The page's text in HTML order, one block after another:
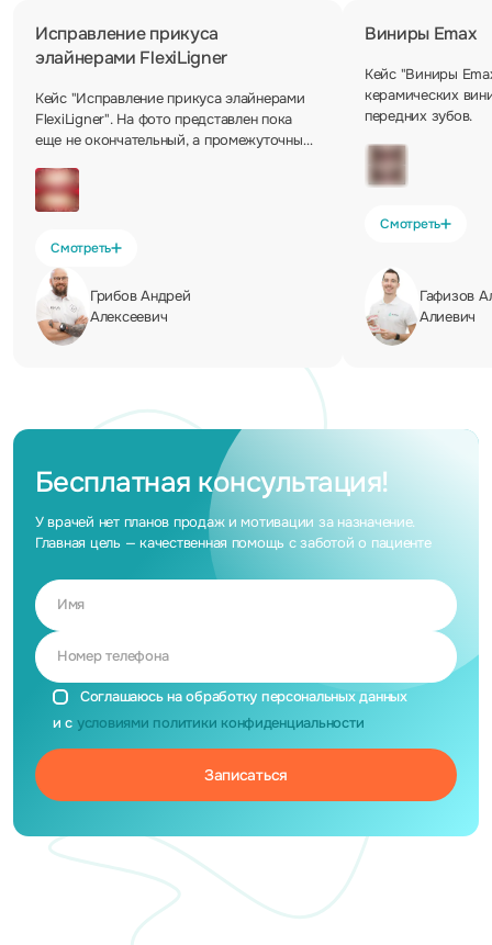
Исправление прикуса
элайнерами FlexiLigner
Кейс "Исправление прикуса элайнерами
FlexiLigner". На фото представлен пока
еще не окончательный, а промежуточный
помощью элайнеров FlexiLigner. Но уже
результат впечатляет. В клинике Дентум
нарушения прикуса.
Смотреть
Грибов Андрей
Алексеевич
Виниры Emax
Кейс "Виниры
керамических
передних зубов.
Смотреть
Гафизов
Алиевич
Бесплатная консультация!
У врачей нет планов продаж и мотивации за назначение.
Главная цель — качественная помощь с заботой о пациенте
Имя
Номер телефона
Соглашаюсь на обработку персональных данных
и с условиями политики конфиденциальности